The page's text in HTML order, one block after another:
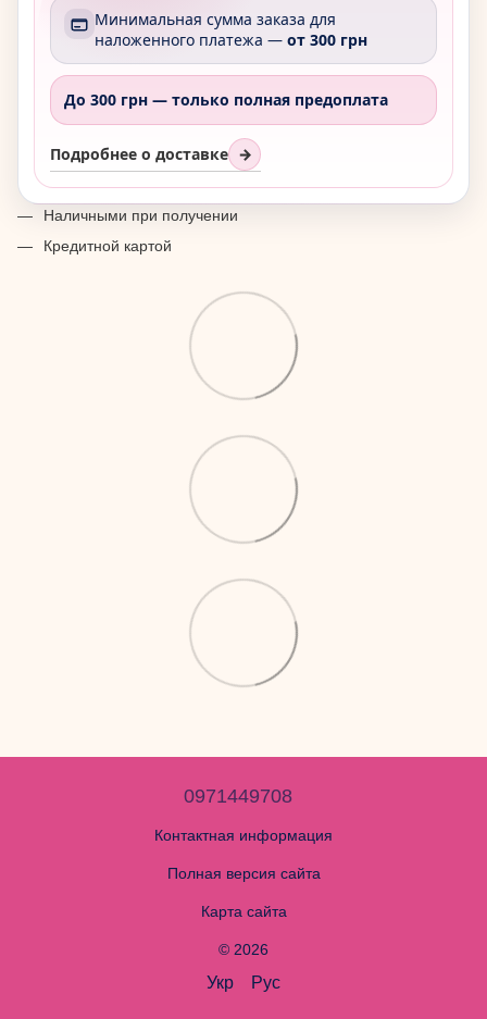
Минимальная сумма заказа для
наложенного платежа — от 300 грн
До 300 грн — только полная предоплата
Подробнее о доставке →
Наличными при получении
Кредитной картой
0971449708
Контактная информация
Полная версия сайта
Карта сайта
© 2026
Укр Рус